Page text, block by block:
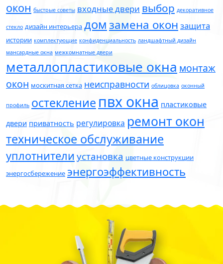
окон быстрые советы входные двери выбор декоративное
стекло дизайн интерьера домзамена окон защита
истории комплектующие конфиденциальность ландшафтный дизайн
мансардные окна межкомнатные двери
металлопластиковые окна монтаж
окон москитная сетка неисправности облицовка оконный
профиль остекление пвх окна пластиковые
двери приватность регулировка ремонт окон
техническое обслуживание
уплотнителиустановка цветные конструкции
энергосбережение энергоэффективность